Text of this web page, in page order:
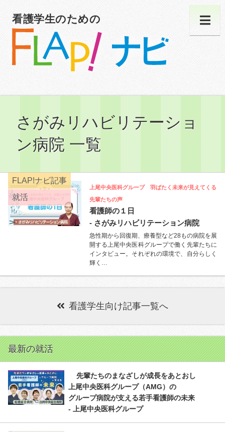
看護学生のための
さがみリハビリテーショ
ン病院 一覧
FLAP!ナビ記事
就活
上尾中央医科グループ 羽ばたく未来が見えてくる
先輩たちの声
看護師の１日
- さがみリハビリテーション病院
急性期から回復期、療養型など28もの病院を展
開する上尾中央医科グループで働く先輩たちに
インタビュー。それぞれの環境で、自分らしく
輝く…
看護学生向け記事一覧へ
最新の就活
先輩たちのまなざしが成長をあとおし
上尾中央医科グループ（AMG）の
グループ病院が支える若手看護師の未来
- 上尾中央医科グループ